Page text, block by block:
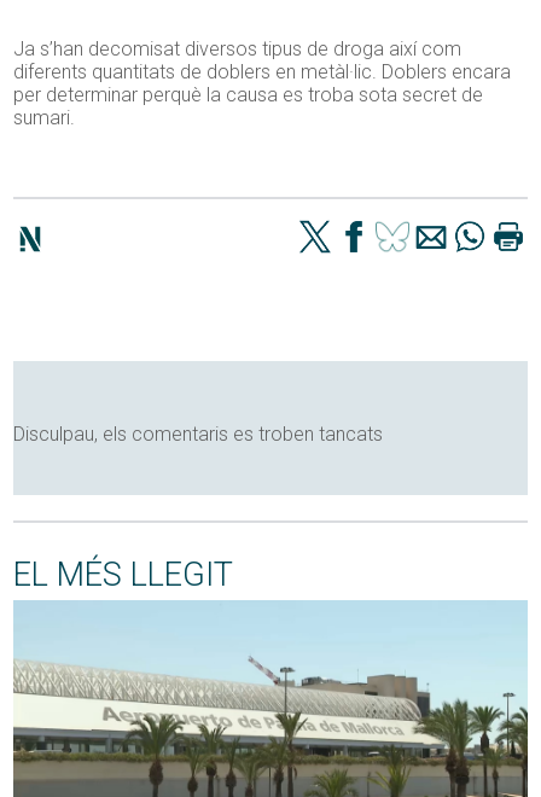
Ja s’han decomisat diversos tipus de droga així com
diferents quantitats de doblers en metàl·lic. Doblers encara
per determinar perquè la causa es troba sota secret de
sumari.
Disculpau, els comentaris es troben tancats
EL MÉS LLEGIT